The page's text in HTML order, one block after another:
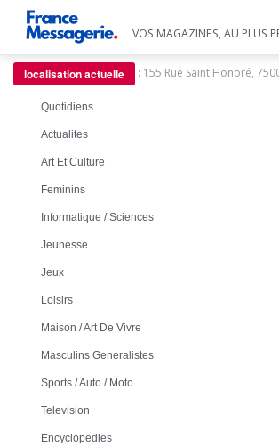
VOS MAGAZINES, AU PLUS
localisation actuelle : 155 Rue Saint Honoré,
Quotidiens
Actualites
Art Et Culture
Feminins
Informatique / Sciences
Jeunesse
Jeux
Loisirs
Maison / Art De Vivre
Masculins Generalistes
Sports / Auto / Moto
Television
Encyclopedies